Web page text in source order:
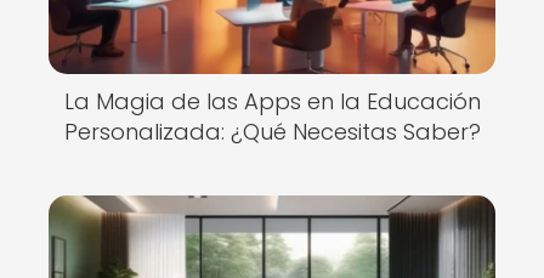
La Magia de las Apps en la Educación
Personalizada: ¿Qué Necesitas Saber?